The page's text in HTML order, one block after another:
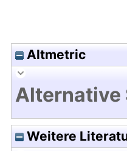
Altmetric
Weitere